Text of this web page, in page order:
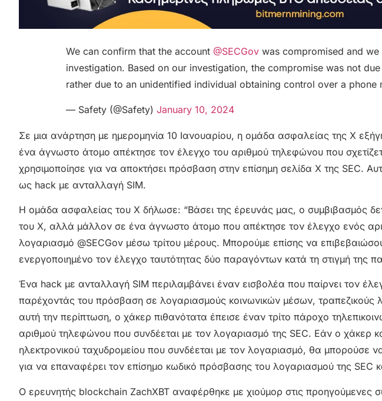
We can confirm that the account @SECGov was compromised and
investigation. Based on our investigation, the compromise was not
rather due to an unidentified individual obtaining control over a phone
— Safety (@Safety) January 10, 2024
Σε μια ανάρτηση με ημερομηνία 10 Ιανουαρίου, η ομάδα ασφαλείας της X
ένα άγνωστο άτομο απέκτησε τον έλεγχο του αριθμού τηλεφώνου που
χρησιμοποίησε για να αποκτήσει πρόσβαση στην επίσημη σελίδα X της SEC.
ως hack με ανταλλαγή SIM.
Η ομάδα ασφαλείας του X δήλωσε: “Βάσει της έρευνάς μας, ο συμβιβασμός
του X, αλλά μάλλον σε ένα άγνωστο άτομο που απέκτησε τον έλεγχο ενός
λογαριασμό @SECGov μέσω τρίτου μέρους. Μπορούμε επίσης να
ενεργοποιημένο τον έλεγχο ταυτότητας δύο παραγόντων κατά τη στιγμή της
Ένα hack με ανταλλαγή SIM περιλαμβάνει έναν εισβολέα που παίρνει τον
παρέχοντάς του πρόσβαση σε λογαριασμούς κοινωνικών μέσων, τραπεζικούς
αυτή την περίπτωση, ο χάκερ πιθανότατα έπεισε έναν τρίτο πάροχο
αριθμού τηλεφώνου που συνδέεται με τον λογαριασμό της SEC. Εάν ο χάκερ
ηλεκτρονικού ταχυδρομείου που συνδέεται με τον λογαριασμό, θα μπορούσε
για να επαναφέρει τον επίσημο κωδικό πρόσβασης του λογαριασμού της SEC
Ο ερευνητής blockchain ZachXBT αναφέρθηκε με χιούμορ στις προηγούμενες